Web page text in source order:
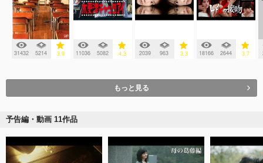
31432 5214 3.9 11036 5082 4.3 2039 963 3.3 18166 2644 3.7
もっと見る
予告編・動画 11作品